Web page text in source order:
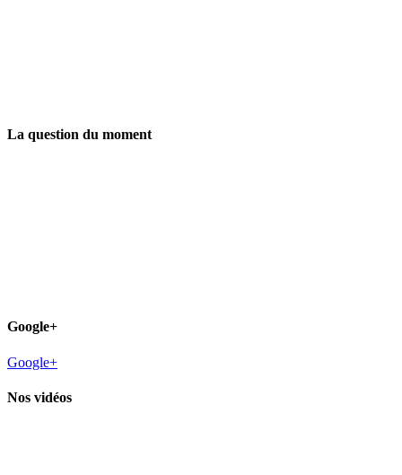
La question du moment
Google+
Google+
Nos vidéos